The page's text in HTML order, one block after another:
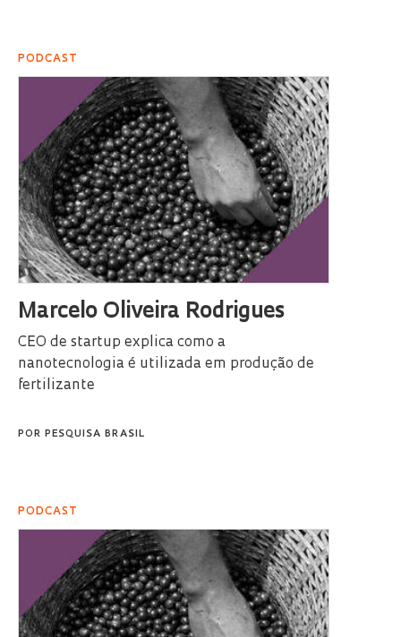
PODCAST
Marcelo Oliveira Rodrigues
CEO de startup explica como a
nanotecnologia é utilizada em produção de
fertilizante
POR PESQUISA BRASIL
PODCAST